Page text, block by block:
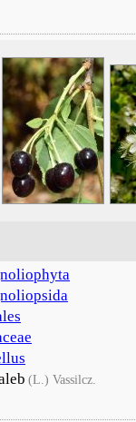
(L.) Vassilcz.